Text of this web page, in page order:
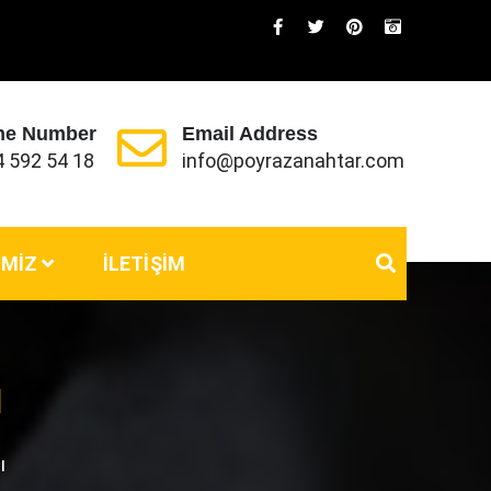
Number
592 54 18
Email Address
info@poyrazanahtar.com
İLETIŞIM